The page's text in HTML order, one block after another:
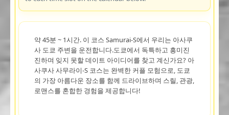
약 45분 ~ 1시간. 이 코스 Samurai-S에서 우리는 아사쿠
사 도쿄 주변을 운전합니다.도쿄에서 독특하고 흥미진
진하며 잊지 못할 데이트 아이디어를 찾고 계신가요? 아
사쿠사 사무라이-S 코스는 완벽한 커플 모험으로, 도쿄
의 가장 아름다운 장소를 함께 드라이브하며 스릴, 관광,
로맨스를 혼합한 경험을 제공합니다!